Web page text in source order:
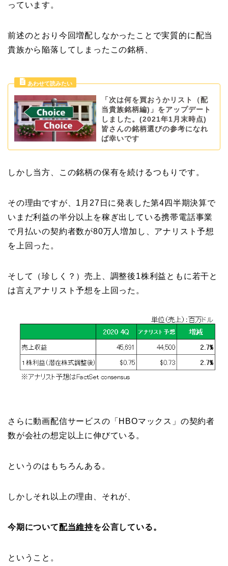
っています。
前述のとおり今回増配しなかったことで実質的に配当
貴族から陥落してしまったこの銘柄、
「次は何を買おうかリスト（配
当貴族銘柄編)」をアップデート
しました。(2021年1月末時点)
皆さんの銘柄選びの参考になれ
ば幸いです
しかし当方、この銘柄の保有を続けるつもりです。
その理由ですが、1月27日に発表した第4四半期決算で
いまだ利益の半分以上を稼ぎ出している携帯電話事業
で月払いの契約者数が80万人増加し、アナリスト予想
を上回った。
そして（珍しく？）売上、調整後1株利益ともに若干と
は言えアナリスト予想を上回った。
さらに動画配信サービスの「HBOマックス」の契約者
数が会社の想定以上に伸びている。
というのはもちろんある。
しかしそれ以上の理由、それが、
今期について配当維持を公言している。
ということ。